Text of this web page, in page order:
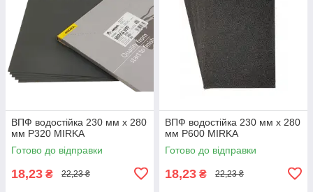
ВПФ водостійка 230 мм x 280
мм Р320 MIRKA
Готово до відправки
18,23 ₴ 22,23 ₴
ВПФ водостійка 230 мм x 280
мм Р600 MIRKA
Готово до відправки
18,23 ₴ 22,23 ₴